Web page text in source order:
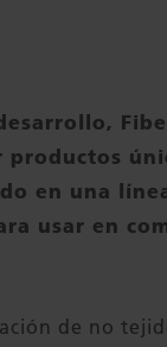
en una
usar en
de no